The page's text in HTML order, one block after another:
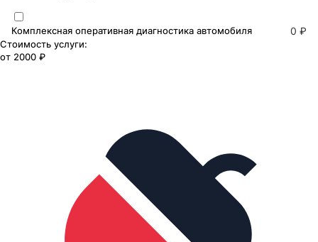
Комплексная оперативная диагностика автомобиля 0 ₽
Стоимость услуги:
от 2000 ₽